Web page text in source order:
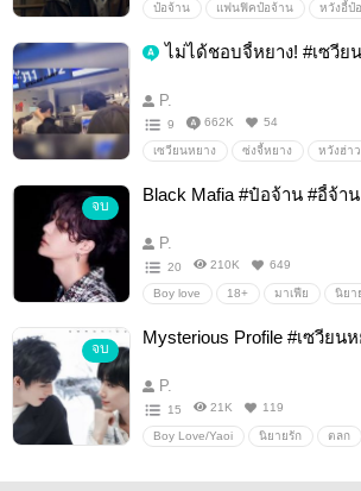
ป๋อจ้าน แฟนฟิคป๋อจ้าน หวังอี้ป๋อ
ไม่ได้ชอบจี้หยาง! #เซวีย
P.
9 662K 54
เซวียนหยาง ซ่งจี้หยาง หวังฮ่า
จบ
Black Mafia #ป๋อจ้าน #อี้จ้าน
P.
20 210K 649
Boy love 18+ มาเฟีย นิยา
Fanfiction แฟนฟิคชั่น
จบ
Mysterious Profile #เซวียนห
P.
15 21K 119
Boy Love/Yaoi นิยายรัก ตลก